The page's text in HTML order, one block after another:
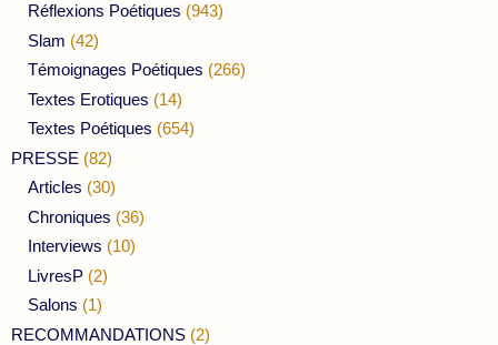
Réflexions Poétiques (943)
Slam (42)
Témoignages Poétiques (266)
Textes Erotiques (14)
Textes Poétiques (654)
PRESSE (82)
Articles (30)
Chroniques (36)
Interviews (10)
LivresP (2)
Salons (1)
RECOMMANDATIONS (2)